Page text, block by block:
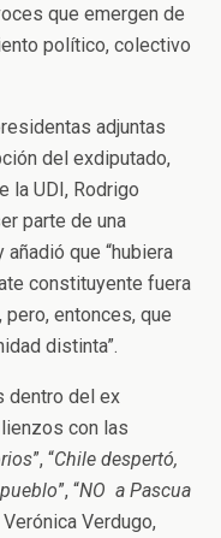
que emergen de
político, colectivo
adjuntas
del exdiputado,
la UDI, Rodrigo
parte de una
añadió que “hubiera
constituyente fuera
entonces, que
distinta”.
dentro del ex
con las
”, “Chile despertó,
”, “NO a Pascua
Verdugo,